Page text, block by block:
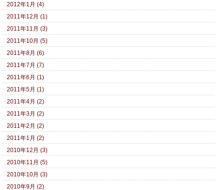
2012年1月 (4)
2011年12月 (1)
2011年11月 (3)
2011年10月 (5)
2011年8月 (6)
2011年7月 (7)
2011年6月 (1)
2011年5月 (1)
2011年4月 (2)
2011年3月 (2)
2011年2月 (2)
2011年1月 (2)
2010年12月 (3)
2010年11月 (5)
2010年10月 (3)
2010年9月 (2)